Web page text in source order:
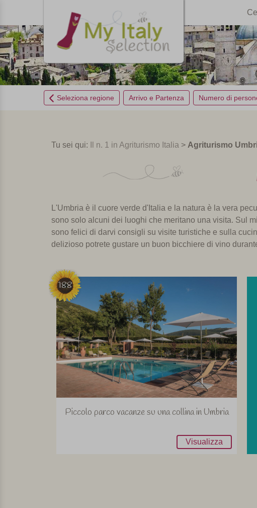
Seleziona regione Arrivo e Partenza Numero di
Tu sei qui: Il n. 1 in Agriturismo Italia > Agriturismo
L'Umbria è il cuore verde d'Italia e la natura è la vera
sono solo alcuni dei luoghi che meritano una visita. Sul
sono felici di darvi consigli su visite turistiche e sul la
delizioso potrete gustare un buon bicchiere di vino
188
Piccolo parco vacanze su una collina in Umbria
Visualizza